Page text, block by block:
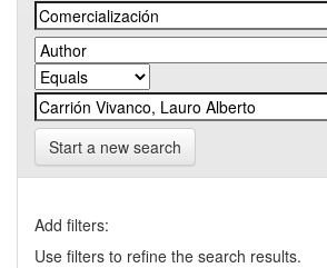
Start a new search
Add filters:
Use filters to refine the search results.